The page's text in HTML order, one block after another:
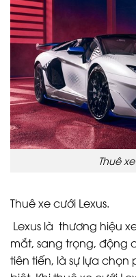
Thuê
Thuê xe cưới Lexus.
Lexus là thương hiệu
mắt, sang trọng, động
tiên tiến, là sự lựa